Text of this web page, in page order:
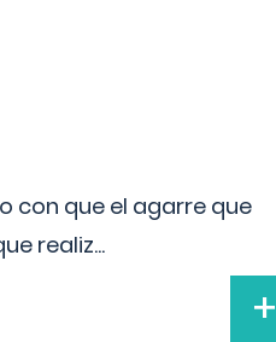
con que el agarre que
realiz...
+